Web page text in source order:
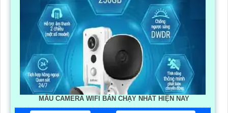
MẪU CAMERA WIFI BÁN CHẠY NHẤT HIỆN NAY